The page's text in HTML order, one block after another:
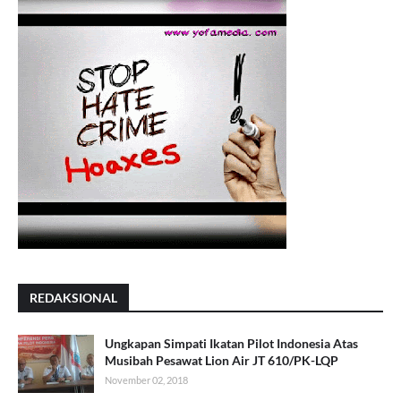
REDAKSIONAL
Ungkapan Simpati Ikatan Pilot Indonesia Atas
Musibah Pesawat Lion Air JT 610/PK-LQP
November 02, 2018